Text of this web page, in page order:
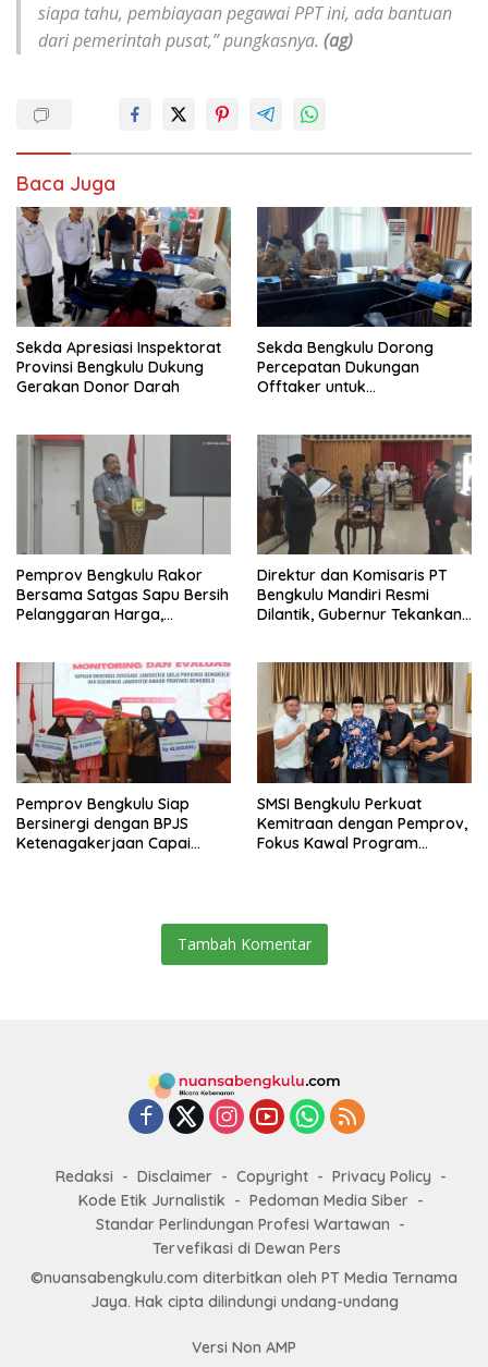
siapa tahu, pembiayaan pegawai PPT ini, ada bantuan
dari pemerintah pusat,” pungkasnya. (ag)
Baca Juga
Sekda Apresiasi Inspektorat
Provinsi Bengkulu Dukung
Gerakan Donor Darah
Sekda Bengkulu Dorong
Percepatan Dukungan
Offtaker untuk
Pemprov Bengkulu Rakor
Bersama Satgas Sapu Bersih
Pelanggaran Harga,
Masih Jadi Sorotan
Direktur dan Komisaris PT
Bengkulu Mandiri Resmi
Dilantik, Gubernur Tekankan
Pemprov Bengkulu Siap
Bersinergi dengan BPJS
Ketenagakerjaan Capai
SMSI Bengkulu Perkuat
Kemitraan dengan Pemprov,
Fokus Kawal Program
Tambah Komentar
Redaksi Disclaimer Copyright
Privacy Policy
Kode Etik Jurnalistik
Pedoman Media Siber
Standar Perlindungan Profesi Wartawan
Tervefikasi di Dewan Pers
©nuansabengkulu.com diterbitkan oleh PT Media Ternama
Jaya. Hak cipta dilindungi undang-undang
Versi Non AMP